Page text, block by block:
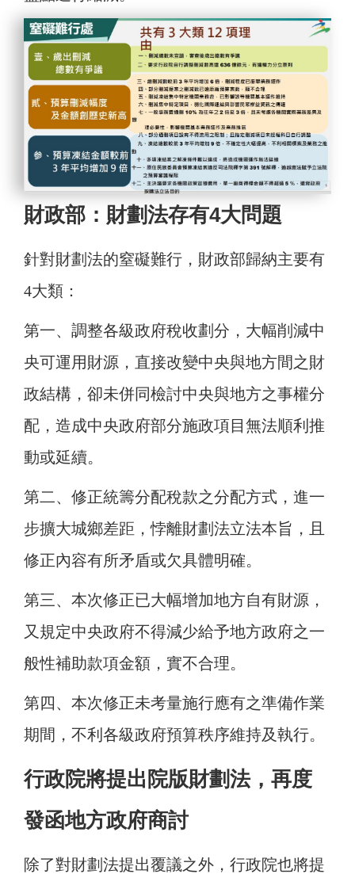
財政部：財劃法存有4大問題
針對財劃法的窒礙難行，財政部歸納主要有
4大類：
第一、調整各級政府稅收劃分，大幅削減中
央可運用財源，直接改變中央與地方間之財
政結構，卻未併同檢討中央與地方之事權分
配，造成中央政府部分施政項目無法順利推
動或延續。
第二、修正統籌分配稅款之分配方式，進一
步擴大城鄉差距，悖離財劃法立法本旨，且
修正內容有所矛盾或欠具體明確。
第三、本次修正已大幅增加地方自有財源，
又規定中央政府不得減少給予地方政府之一
般性補助款項金額，實不合理。
第四、本次修正未考量施行應有之準備作業
期間，不利各級政府預算秩序維持及執行。
行政院將提出院版財劃法，再度
發函地方政府商討
除了對財劃法提出覆議之外，行政院也將提